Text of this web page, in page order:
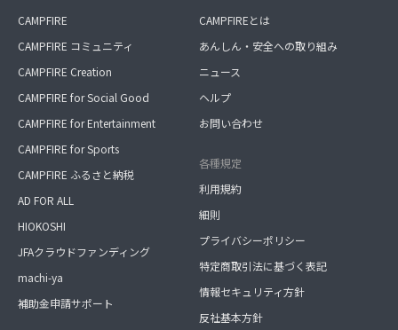
CAMPFIRE
CAMPFIRE コミュニティ
CAMPFIRE Creation
CAMPFIRE for Social Good
CAMPFIRE for Entertainment
CAMPFIRE for Sports
CAMPFIRE ふるさと納税
AD FOR ALL
HIOKOSHI
JFAクラウドファンディング
machi-ya
補助金申請サポート
CAMPFIREとは
あんしん・安全への取り組み
ニュース
ヘルプ
お問い合わせ
各種規定
利用規約
細則
プライバシーポリシー
特定商取引法に基づく表記
情報セキュリティ方針
反社基本方針